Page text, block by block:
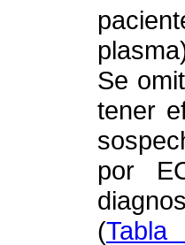
Se
tener
por
(Tabla